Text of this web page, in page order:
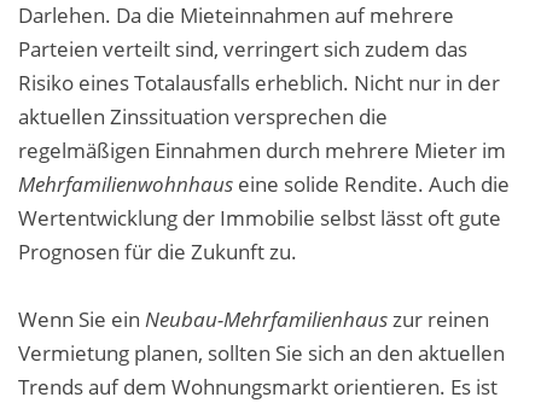
Darlehen. Da die Mieteinnahmen auf mehrere
Parteien verteilt sind, verringert sich zudem das
Risiko eines Totalausfalls erheblich. Nicht nur in der
aktuellen Zinssituation versprechen die
regelmäßigen Einnahmen durch mehrere Mieter im
Mehrfamilienwohnhaus eine solide Rendite. Auch die
Wertentwicklung der Immobilie selbst lässt oft gute
Prognosen für die Zukunft zu.
Wenn Sie ein Neubau-Mehrfamilienhauszur reinen
Vermietung planen, sollten Sie sich an den aktuellen
Trends auf dem Wohnungsmarkt orientieren. Es ist